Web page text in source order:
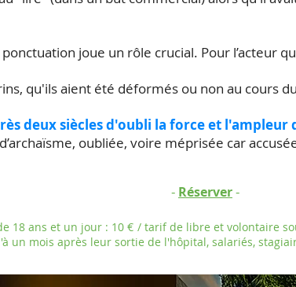
ponctuation joue un rôle crucial. Pour l’acteur
qu'ils aient été déformés ou non au cours
deux siècles d'oubli la force et
oubliée, voire méprisée car
- Réserver-
18 ans et un jour : 10 € / tarif de libre et volontaire
un mois après leur sortie de l'hôpital, salariés,